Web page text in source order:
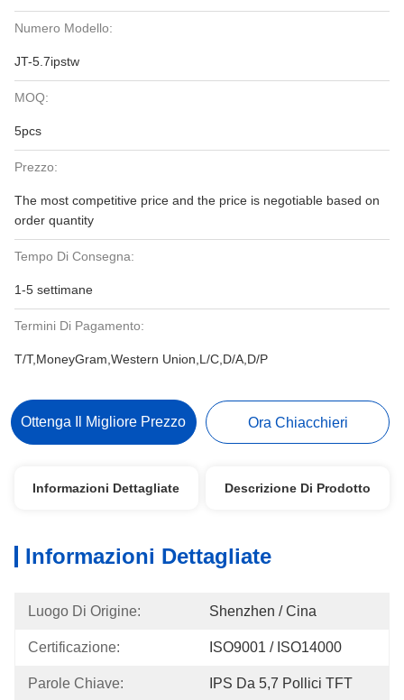
Numero Modello:
JT-5.7ipstw
MOQ:
5pcs
Prezzo:
The most competitive price and the price is negotiable based on
order quantity
Tempo Di Consegna:
1-5 settimane
Termini Di Pagamento:
T/T,MoneyGram,Western Union,L/C,D/A,D/P
Ottenga Il Migliore Prezzo Ora Chiacchieri
Informazioni Dettagliate Descrizione Di Prodotto
Informazioni Dettagliate
Luogo Di Origine: Shenzhen / Cina
Certificazione: ISO9001 / ISO14000
Parole Chiave: IPS Da 5,7 Pollici TFT